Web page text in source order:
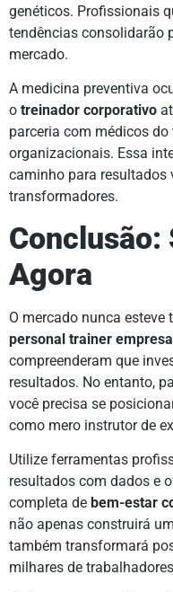
genéticos. Profissionais
tendências consolidarão
mercado.
A medicina preventiva
o treinador corporativo
parceria com médicos
organizacionais. Essa
caminho para resultados
transformadores.
Conclusão:
Agora
O mercado nunca
personal trainer
compreenderam que
resultados. No entanto,
você precisa se
como mero instrutor de
Utilize ferramentas
resultados com dados e
completa de bem-estar
não apenas construirá
também transformará
milhares de